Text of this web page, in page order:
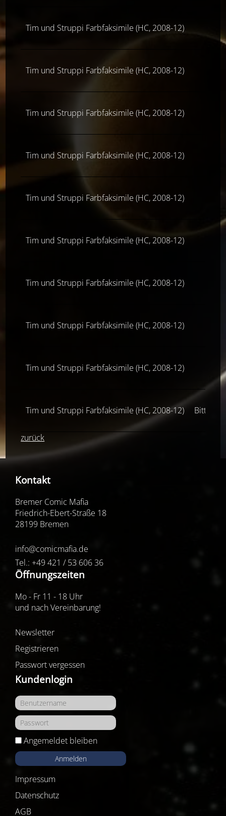
Tim und Struppi Farbfaksimile (HC, 2008-12)
Tim und Struppi Farbfaksimile (HC, 2008-12)
Tim und Struppi Farbfaksimile (HC, 2008-12)
Tim und Struppi Farbfaksimile (HC, 2008-12)
Tim und Struppi Farbfaksimile (HC, 2008-12)
Tim und Struppi Farbfaksimile (HC, 2008-12)
Tim und Struppi Farbfaksimile (HC, 2008-12)
Tim und Struppi Farbfaksimile (HC, 2008-12)
Tim und Struppi Farbfaksimile (HC, 2008-12)
Tim und Struppi Farbfaksimile (HC, 2008-12) Bitte
zurück
Kontakt
Bremer Comic Mafia
Friedrich-Ebert-Straße 18
28199 Bremen
info@comicmafia.de
Tel.: +49 421 / 53 606 36
Öffnungszeiten
Mo - Fr 11 - 18 Uhr
und nach Vereinbarung!
Newsletter
Registrieren
Passwort vergessen
Kundenlogin
Angemeldet bleiben
Anmelden
Impressum
Datenschutz
AGB